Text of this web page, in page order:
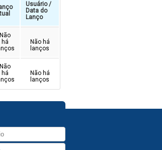
Usuário /
Data do
Lanço
Não
há
Não há
lanços
Não
há
Não há
lanços